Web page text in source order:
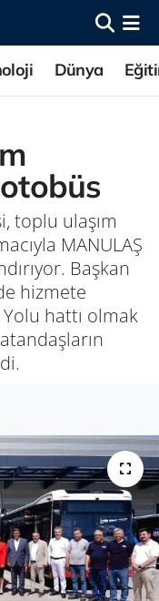
Dünya
toplu ulaşım
MANULAŞ
Başkan
hizmete
hattı olmak